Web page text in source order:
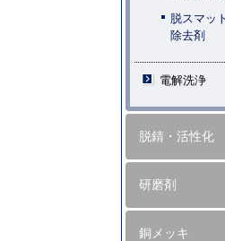
脱スマッ
除去剤
電解洗浄
脱錆・活性化
研磨剤
銅メッキ